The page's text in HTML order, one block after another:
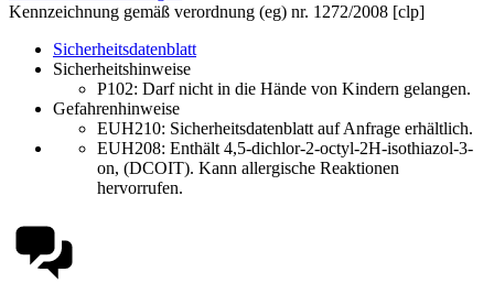
Kennzeichnung gemäß verordnung (eg) nr. 1272/2008 [clp]
Sicherheitsdatenblatt
Sicherheitshinweise
P102: Darf nicht in die Hände von Kindern gelangen.
Gefahrenhinweise
EUH210: Sicherheitsdatenblatt auf Anfrage erhältlich.
EUH208: Enthält 4,5-dichlor-2-octyl-2H-isothiazol-3-
on, (DCOIT). Kann allergische Reaktionen
hervorrufen.